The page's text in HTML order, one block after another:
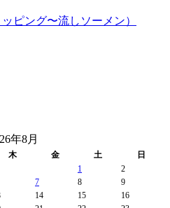
ピング〜流しソーメン）
年8月
木 金 土
日
1
2
7 8
9
14 15
16